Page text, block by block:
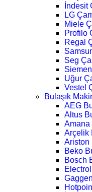
İndesit
LG
Miele
Profilo
Regal
Seg
Uğur
Vestel
Bulaşık
AEG
Altus
Amana
Arçelik
Ariston
Beko
Bosch